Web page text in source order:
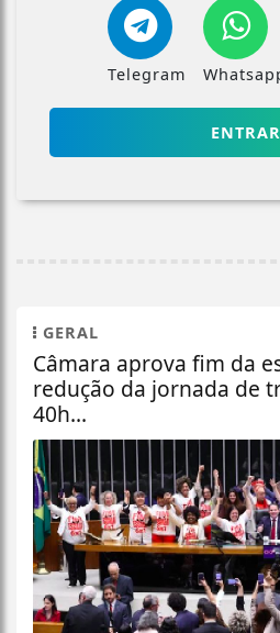
Telegram
ENTRAR
GERAL
Câmara aprova fim da
redução da jornada de
40h...